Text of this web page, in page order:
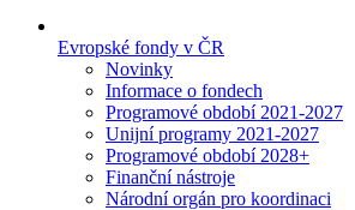
Evropské fondy v ČR
Novinky
Informace o fondech
Programové období 2021-2027
Unijní programy 2021-2027
Programové období 2028+
Finanční nástroje
Národní orgán pro koordinaci